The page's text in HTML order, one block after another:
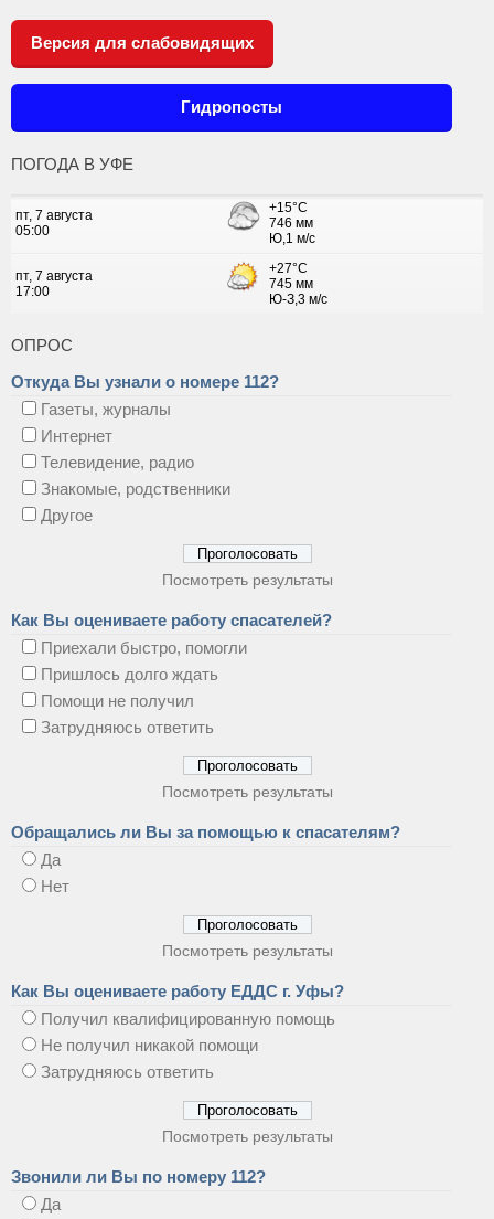
Версия для слабовидящих
Гидропосты
ПОГОДА В УФЕ
ОПРОС
Откуда Вы узнали о номере 112?
Газеты, журналы
Интернет
Телевидение, радио
Знакомые, родственники
Другое
Посмотреть результаты
Как Вы оцениваете работу спасателей?
Приехали быстро, помогли
Пришлось долго ждать
Помощи не получил
Затрудняюсь ответить
Посмотреть результаты
Обращались ли Вы за помощью к спасателям?
Да
Нет
Посмотреть результаты
Как Вы оцениваете работу ЕДДС г. Уфы?
Получил квалифицированную помощь
Не получил никакой помощи
Затрудняюсь ответить
Посмотреть результаты
Звонили ли Вы по номеру 112?
Да